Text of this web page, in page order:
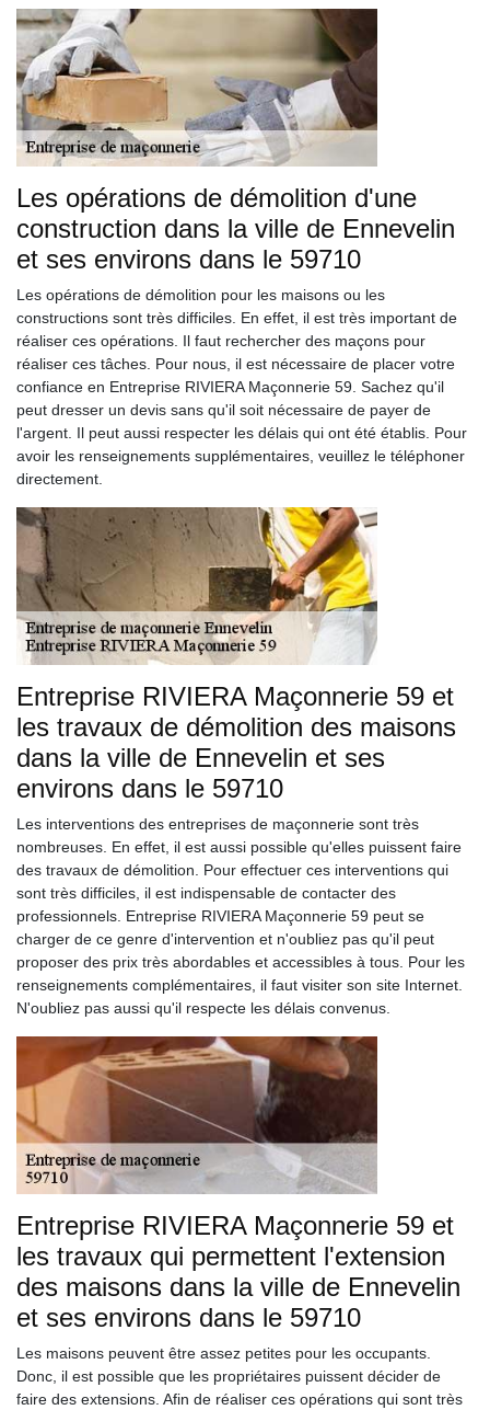
Les opérations de démolition d'une
construction dans la ville de Ennevelin
et ses environs dans le 59710
Les opérations de démolition pour les maisons ou les
constructions sont très difficiles. En effet, il est très important de
réaliser ces opérations. Il faut rechercher des maçons pour
réaliser ces tâches. Pour nous, il est nécessaire de placer votre
confiance en Entreprise RIVIERA Maçonnerie 59. Sachez qu'il
peut dresser un devis sans qu'il soit nécessaire de payer de
l'argent. Il peut aussi respecter les délais qui ont été établis. Pour
avoir les renseignements supplémentaires, veuillez le téléphoner
directement.
Entreprise RIVIERA Maçonnerie 59 et
les travaux de démolition des maisons
dans la ville de Ennevelin et ses
environs dans le 59710
Les interventions des entreprises de maçonnerie sont très
nombreuses. En effet, il est aussi possible qu'elles puissent faire
des travaux de démolition. Pour effectuer ces interventions qui
sont très difficiles, il est indispensable de contacter des
professionnels. Entreprise RIVIERA Maçonnerie 59 peut se
charger de ce genre d'intervention et n'oubliez pas qu'il peut
proposer des prix très abordables et accessibles à tous. Pour les
renseignements complémentaires, il faut visiter son site Internet.
N'oubliez pas aussi qu'il respecte les délais convenus.
Entreprise RIVIERA Maçonnerie 59 et
les travaux qui permettent l'extension
des maisons dans la ville de Ennevelin
et ses environs dans le 59710
Les maisons peuvent être assez petites pour les occupants.
Donc, il est possible que les propriétaires puissent décider de
faire des extensions. Afin de réaliser ces opérations qui sont très